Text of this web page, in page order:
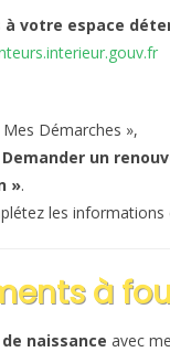
à votre espace
Mes Démarches »,
Demander un
».
les informations
à
naissance avec